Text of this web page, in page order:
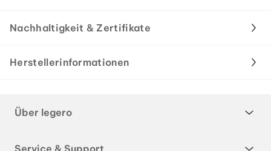
Nachhaltigkeit & Zertifikate
Herstellerinformationen
Über legero
Service & Support